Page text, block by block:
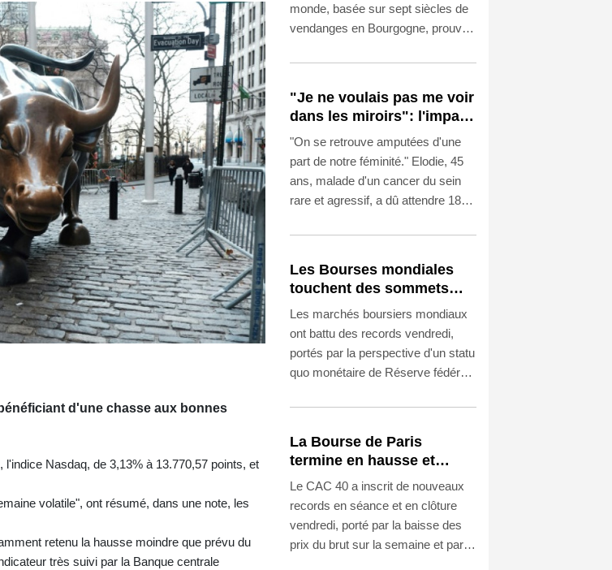
d'une chasse aux bonnes
Nasdaq, de 3,13% à 13.770,57 points, et
volatile", ont résumé, dans une note, les
retenu la hausse moindre que prévu du
très suivi par la Banque centrale
monde, basée sur sept siècles de
vendanges en Bourgogne, prouve
entraîné une "explosion" des
précoces, explique un historien du
climat à l'AFP.
"Je ne voulais pas me voir
dans les miroirs": l'impact
psychologique de la
reconstruction mammaire
"On se retrouve amputées d'une
part de notre féminité." Elodie, 45
ans, malade d'un cancer du sein
rare et agressif, a dû attendre 18
reconstruction mammaire après sa
Les Bourses mondiales
touchent des sommets
après l'emploi américain
Les marchés boursiers mondiaux
ont battu des records vendredi,
portés par la perspective d'un statu
quo monétaire de Réserve fédérale
après la publication de chiffres de
Etats-Unis.
La Bourse de Paris
termine en hausse et
poursuit sa course aux
records
Le CAC 40 a inscrit de nouveaux
records en séance et en clôture
vendredi, porté par la baisse des
prix du brut sur la semaine et par le